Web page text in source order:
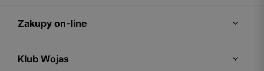
Zakupy on-line
Klub Wojas